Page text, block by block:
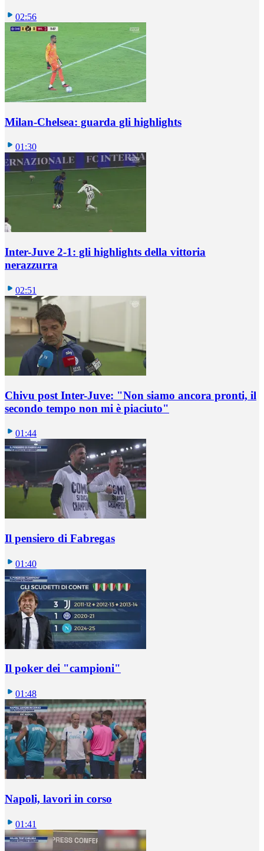
02:56
Milan-Chelsea: guarda gli highlights
01:30
Inter-Juve 2-1: gli highlights della vittoria
nerazzurra
02:51
Chivu post Inter-Juve: "Non siamo ancora pronti, il
secondo tempo non mi è piaciuto"
01:44
Il pensiero di Fabregas
01:40
Il poker dei "campioni"
01:48
Napoli, lavori in corso
01:41